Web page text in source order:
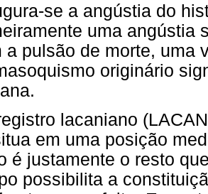
se a angústia do
uma angústia
a pulsão de morte, uma
originário
lacaniano
em uma posição
é justamente o resto
possibilita a